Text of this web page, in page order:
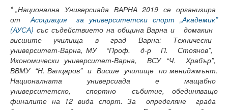
Научноизследователски институт
Електротехнически факултет
Факултет по изчислителна техника и автоматизация
Машинно-технологичен факултет
Корабостроителен факултет
* „Национална Универсиада ВАРНА 2019 се организира
отАсоциация за университетски спорт „Академик”
(АУСА) със съдействието на община Варна и домакин
висшите училища в град Варна: Технически
университет-Варна, МУ “Проф. д-р П. Стоянов”,
Икономически университет-Варна, ВСУ “Ч. Храбър”,
ВВМУ “Н. Вапцаров” и Висше училище по мениджмънт.
Националната универсиада е мащабно
университетско, спортно събитие, обединяващо
финалите на 12 вида спорт. За определяне града